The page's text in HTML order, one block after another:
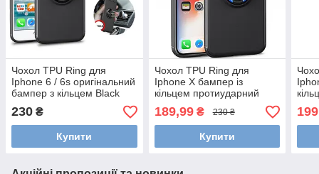
Чохол TPU Ring для
Iphone 6 / 6s оригінальний
бампер з кільцем Black
230 ₴
Купити
Чохол TPU Ring для
Iphone X бампер із
кільцем протиударний
189,99₴ 230 ₴
Купити